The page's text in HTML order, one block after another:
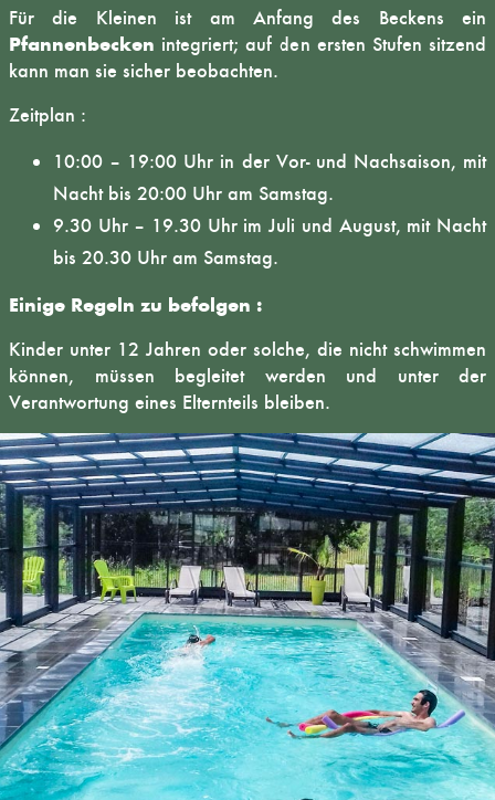
Für die Kleinen ist am Anfang des Beckens ein
Pfannenbecken integriert; auf den ersten Stufen sitzend
kann man sie sicher beobachten.
Zeitplan :
10:00 – 19:00 Uhr in der Vor- und Nachsaison, mit
Nacht bis 20:00 Uhr am Samstag.
9.30 Uhr – 19.30 Uhr im Juli und August, mit Nacht
bis 20.30 Uhr am Samstag.
Einige Regeln zu befolgen :
Kinder unter 12 Jahren oder solche, die nicht schwimmen
können, müssen begleitet werden und unter der
Verantwortung eines Elternteils bleiben.